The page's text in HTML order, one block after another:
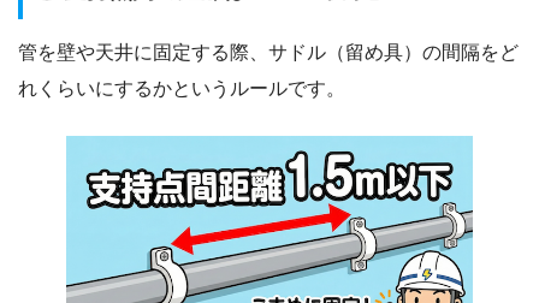
管を壁や天井に固定する際、サドル（留め具）の間隔をど
れくらいにするかというルールです。